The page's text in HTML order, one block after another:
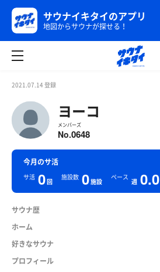
サウナイキタイのアプリ
地図からサウナが探せる！
2021.07.14 登録
ヨーコ
メンバーズ
No.0648
今月のサ活
サ活 0回
施設数 0施設
ペース
週 0.0
サウナ歴
ホーム
好きなサウナ
プロフィール